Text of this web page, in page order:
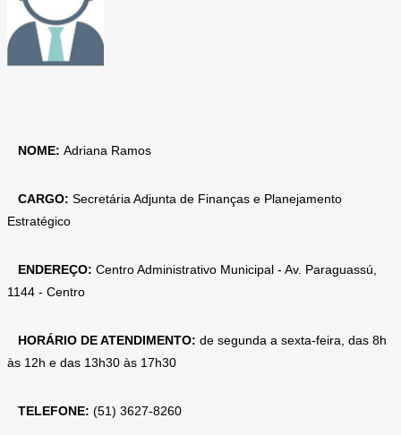
NOME: Adriana Ramos
CARGO: Secretária Adjunta de Finanças e Planejamento
Estratégico
ENDEREÇO: Centro Administrativo Municipal - Av. Paraguassú,
1144 - Centro
HORÁRIO DE ATENDIMENTO: de segunda a sexta-feira, das 8h
às 12h e das 13h30 às 17h30
TELEFONE: (51) 3627-8260